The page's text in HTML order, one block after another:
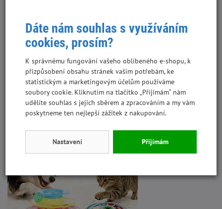
Doprava zdarma!
Při objednávce nad 1 500 Kč je doprava po ČR zdarma.
Dáte nám souhlas s využíváním
cookies, prosím?
K správnému fungování vašeho oblíbeného e-shopu, k
přizpůsobení obsahu stránek vašim potřebám, ke
statistickým a marketingovým účelům používáme
soubory cookie. Kliknutím na tlačítko „Přijímám“ nám
udělíte souhlas s jejich sběrem a zpracováním a my vám
poskytneme ten nejlepší zážitek z nakupování.
Nastavení Přijímám